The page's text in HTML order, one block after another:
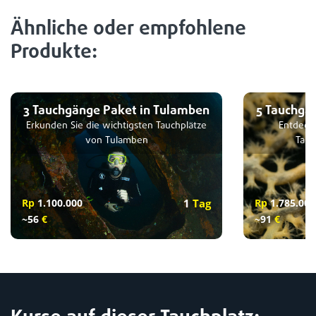
Ähnliche oder empfohlene
Produkte:
3 Tauchgänge Paket in Tulamben
Erkunden Sie die wichtigsten Tauchplätze
von Tulamben
Rp1.100.000
~56 €
1 Tag
5
Rp1.785.000
~91€